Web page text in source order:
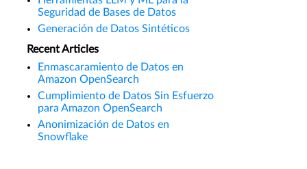
Seguridad de Bases de Datos
Generación de Datos Sintéticos
Recent Articles
Enmascaramiento de Datos en
Amazon OpenSearch
Cumplimiento de Datos Sin Esfuerzo
para Amazon OpenSearch
Anonimización de Datos en
Snowflake